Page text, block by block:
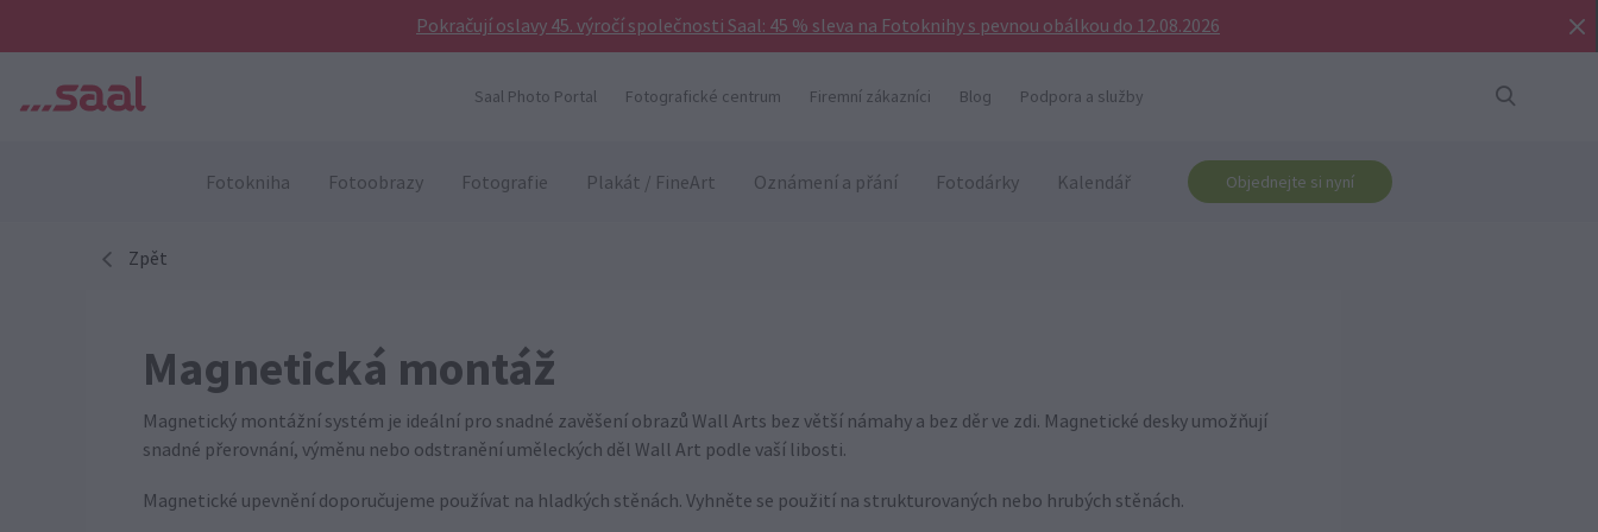
Pokračují oslavy 45. výročí společnosti Saal: 45 % sleva na Fotoknihy s pevnou obálkou do 12.08.2026
Saal Photo Portal Fotografické centrum Firemní zákazníci Blog Podpora a služby
Fotokniha Fotoobrazy Fotografie Plakát / FineArt Oznámení a přání Fotodárky Kalendář Objednejte si nyní
Zpět
Magnetická montáž
Magnetický montážní systém je ideální pro snadné zavěšení obrazů Wall Arts bez větší námahy a bez děr ve zdi. Magnetické desky umožňují
snadné přerovnání, výměnu nebo odstranění uměleckých děl Wall Art podle vaší libosti.
Magnetické upevnění doporučujeme používat na hladkých stěnách. Vyhněte se použití na strukturovaných nebo hrubých stěnách.